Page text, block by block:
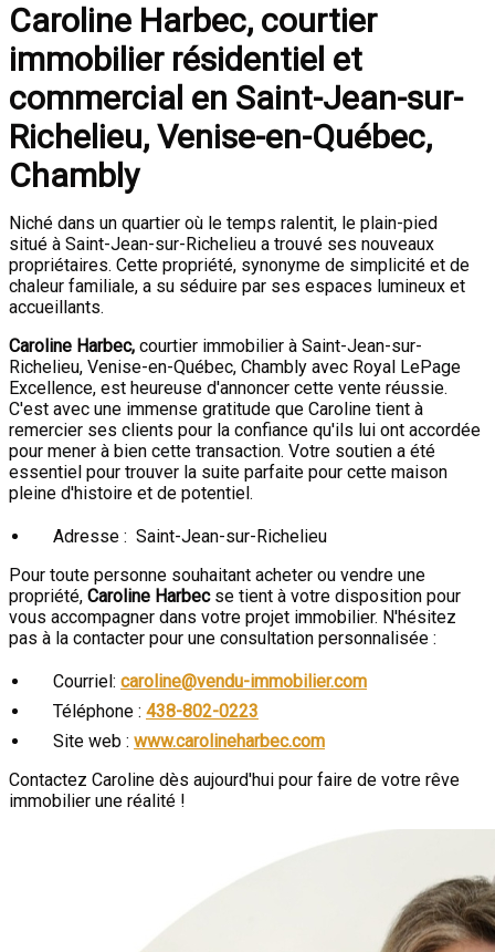
Caroline Harbec, courtier
immobilier résidentiel et
commercial en Saint-Jean-sur-
Richelieu, Venise-en-Québec,
Chambly
Niché dans un quartier où le temps ralentit, le plain-pied
situé à Saint-Jean-sur-Richelieu a trouvé ses nouveaux
propriétaires. Cette propriété, synonyme de simplicité et de
chaleur familiale, a su séduire par ses espaces lumineux et
accueillants.
Caroline Harbec, courtier immobilier à Saint-Jean-sur-
Richelieu, Venise-en-Québec, Chambly avec Royal LePage
Excellence, est heureuse d'annoncer cette vente réussie.
C'est avec une immense gratitude que Caroline tient à
remercier ses clients pour la confiance qu'ils lui ont accordée
pour mener à bien cette transaction. Votre soutien a été
essentiel pour trouver la suite parfaite pour cette maison
pleine d'histoire et de potentiel.
Adresse : Saint-Jean-sur-Richelieu
Pour toute personne souhaitant acheter ou vendre une
propriété, Caroline Harbecse tient à votre disposition pour
vous accompagner dans votre projet immobilier. N'hésitez
pas à la contacter pour une consultation personnalisée :
Courriel: caroline@vendu-immobilier.com
Téléphone : 438-802-0223
Site web : www.carolineharbec.com
Contactez Caroline dès aujourd'hui pour faire de votre rêve
immobilier une réalité !